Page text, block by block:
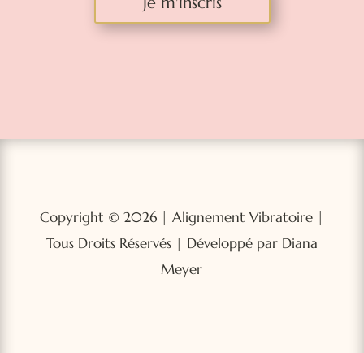
Copyright © 2026 | Alignement Vibratoire |
Tous Droits Réservés | Développé par Diana
Meyer